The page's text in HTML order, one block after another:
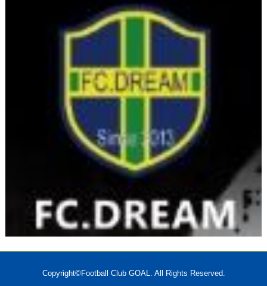
Copyright©Football Club GOAL. All Rights Reserved.